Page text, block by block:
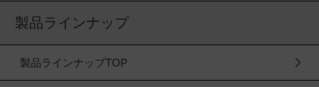
製品ラインナップ
製品ラインナップTOP